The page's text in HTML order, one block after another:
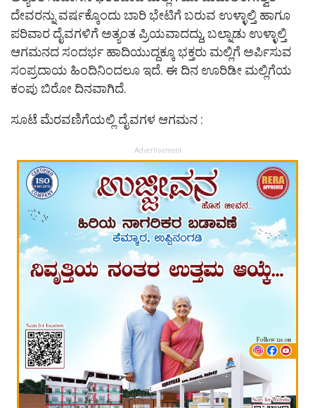
ದೇವರನ್ನು ವರ್ಷಕ್ಕೊಂದು ಬಾರಿ ಭೇಟಿಗೆ ಬರುವ ಉಳ್ಳಾಲ್ತಿ ಹಾಗೂ
ಪರಿವಾರ ದೈವಗಳಿಗೆ ಅತ್ಯಂತ ಪ್ರಿಯವಾದದ್ದು, ಬಲ್ನಾಡು ಉಳ್ಳಾಲ್ತಿ
ಆಗಮನದ ಸಂದರ್ಭ ಹಾದಿಯುದ್ದಕ್ಕೂ ಭಕ್ತರು ಮಲ್ಲಿಗೆ ಅರ್ಪಿಸುವ
ಸಂಪ್ರದಾಯ ಹಿಂದಿನಿಂದಲೂ ಇದೆ. ಈ ದಿನ ಊರಿಡೀ ಮಲ್ಲಿಗೆಯ
ಕಂಪು ಬಿರೋ ದಿನವಾಗಿದೆ.
ಸೂಟೆ ಮೆರವಣಿಗೆಯಲ್ಲಿ ದೈವಗಳ ಆಗಮನ :
Advertisement